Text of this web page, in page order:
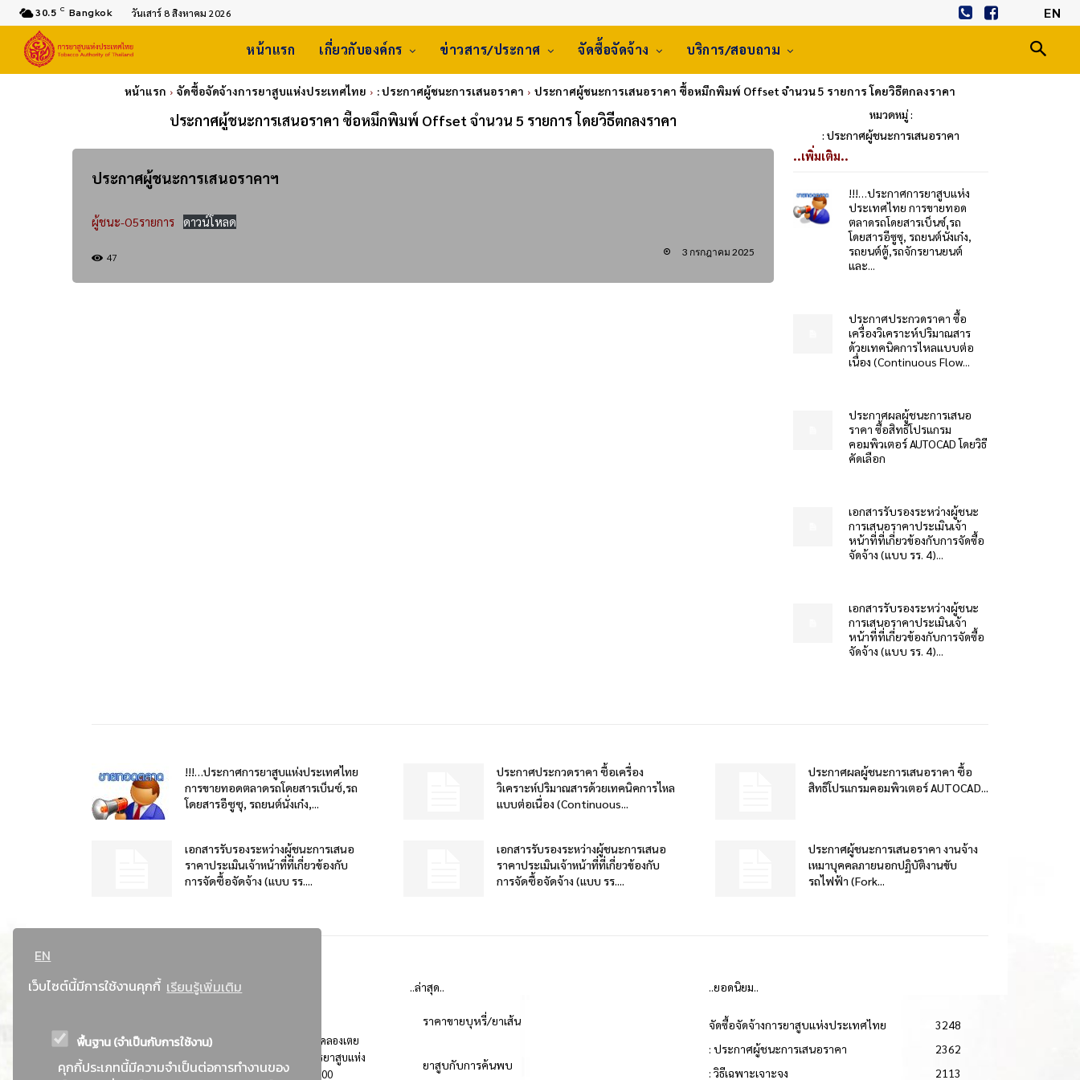
EN
เว็บไซต์นี้มีการใช้งานคุกกี้ เรียนรู้เพิ่มเติม
พื้นฐาน (จำเป็นกับการใช้งาน)
คุกกี้ประเภทนี้มีความจำเป็นต่อการทำงานของ
30.5 C Bangkok วันเสาร์ 8 สิงหาคม 2026 EN
หน้าแรก เกี่ยวกับองค์กร ข่าวสาร/ประกาศ จัดซื้อจัดจ้าง บริการ/สอบถาม
หน้าแรก จัดซื้อจัดจ้างการยาสูบแห่งประเทศไทย : ประกาศผู้ชนะการเสนอราคา ประกาศผู้ชนะการเสนอราคา ซื้อหมึกพิมพ์ Offset จำนวน 5 รายการ โดยวิธีตกลงราคา
ประกาศผู้ชนะการเสนอราคา ซื้อหมึกพิมพ์ Offset จำนวน 5 รายการ โดยวิธีตกลงราคา
หมวดหมู่ :
: ประกาศผู้ชนะการเสนอราคา
ประกาศผู้ชนะการเสนอราคาฯ
ผู้ชนะ-O5รายการ ดาวน์โหลด
47 3 กรกฎาคม 2025
..เพิ่มเติม..
!!!…ประกาศการยาสูบแห่ง
ประเทศไทย การขายทอด
ตลาดรถโดยสารเบ็นซ์,รถ
โดยสารอีซูซุ, รถยนต์นั่งเก๋ง,
รถยนต์ตู้,รถจักรยานยนต์
และ...
ประกาศประกวดราคา ซื้อ
เครื่องวิเคราะห์ปริมาณสาร
ด้วยเทคนิคการไหลแบบต่อ
เนื่อง (Continuous Flow...
ประกาศผลผู้ชนะการเสนอ
ราคา ซื้อสิทธิโปรแกรม
คอมพิวเตอร์ AUTOCAD โดยวิธี
คัดเลือก
เอกสารรับรองระหว่างผู้ชนะ
การเสนอราคาประเมินเจ้า
หน้าที่ที่เกี่ยวข้องกับการจัดซื้อ
จัดจ้าง (แบบ รร. 4)...
เอกสารรับรองระหว่างผู้ชนะ
การเสนอราคาประเมินเจ้า
หน้าที่ที่เกี่ยวข้องกับการจัดซื้อ
จัดจ้าง (แบบ รร. 4)...
!!!…ประกาศการยาสูบแห่งประเทศไทย
การขายทอดตลาดรถโดยสารเบ็นซ์,รถ
โดยสารอีซูซุ, รถยนต์นั่งเก๋ง,...
ประกาศประกวดราคา ซื้อเครื่อง
วิเคราะห์ปริมาณสารด้วยเทคนิคการไหล
แบบต่อเนื่อง (Continuous...
ประกาศผลผู้ชนะการเสนอราคา ซื้อ
สิทธิโปรแกรมคอมพิวเตอร์ AUTOCAD...
เอกสารรับรองระหว่างผู้ชนะการเสนอ
ราคาประเมินเจ้าหน้าที่ที่เกี่ยวข้องกับ
การจัดซื้อจัดจ้าง (แบบ รร....
เอกสารรับรองระหว่างผู้ชนะการเสนอ
ราคาประเมินเจ้าหน้าที่ที่เกี่ยวข้องกับ
การจัดซื้อจัดจ้าง (แบบ รร....
ประกาศผู้ชนะการเสนอราคา งานจ้าง
เหมาบุคคลภายนอกปฏิบัติงานขับ
รถไฟฟ้า (Fork...
ที่อยู่ : 184 ถนนพระรามที่ 4 แขวงคลองเตย เขตคลองเตย
กรุงเทพมหานคร 10110 ติดต่อประชาสัมพันธ์ การยาสูบแห่ง
ประเทศไทย Call center โทร. 0-2229-1000
..ล่าสุด..
ราคาขายบุหรี่/ยาเส้น
ยาสูบกับการค้นพบ
..ยอดนิยม..
จัดซื้อจัดจ้างการยาสูบแห่งประเทศไทย
3248
: ประกาศผู้ชนะการเสนอราคา
2362
: วิธีเฉพาะเจาะจง
2113